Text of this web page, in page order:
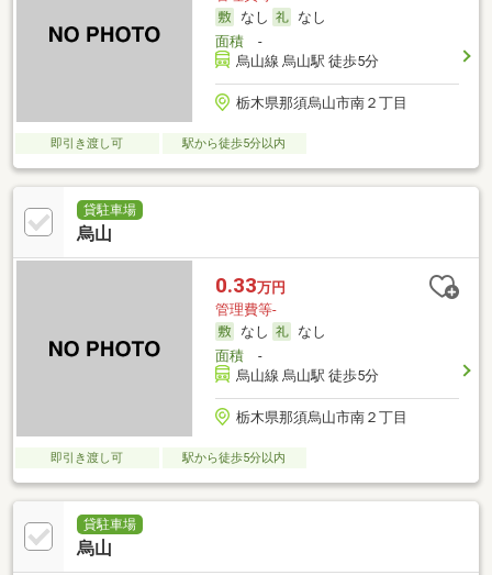
なし
なし
面積-
烏山線 烏山駅 徒歩5分
栃木県那須烏山市南２丁目
即引き渡し可 駅から徒歩5分以内
貸駐車場
烏山
0.33万円
管理費等-
なし
なし
面積-
烏山線 烏山駅 徒歩5分
栃木県那須烏山市南２丁目
即引き渡し可 駅から徒歩5分以内
貸駐車場
烏山